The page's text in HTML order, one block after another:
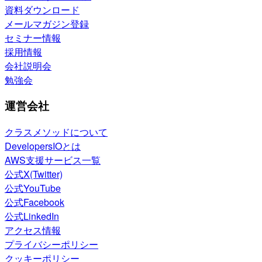
資料ダウンロード
メールマガジン登録
セミナー情報
採用情報
会社説明会
勉強会
運営会社
クラスメソッドについて
DevelopersIOとは
AWS支援サービス一覧
公式X(Twitter)
公式YouTube
公式Facebook
公式LinkedIn
アクセス情報
プライバシーポリシー
クッキーポリシー